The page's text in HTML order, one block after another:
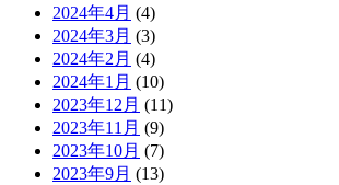
2024年4月 (4)
2024年3月 (3)
2024年2月 (4)
2024年1月 (10)
2023年12月 (11)
2023年11月 (9)
2023年10月 (7)
2023年9月 (13)